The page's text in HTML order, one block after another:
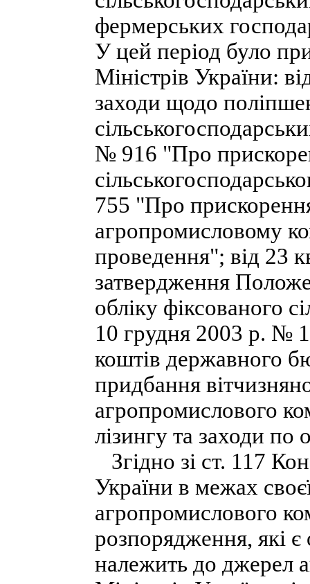
фермерських
У цей період було
Міністрів України:
заходи щодо
№ 916 "Про
755 "Про
агропромисловому
проведення"; від 23
затвердження
обліку фіксованого
10 грудня 2003 р. №
коштів державного
придбання
агропромислового
лізингу та заходи по
Згідно зі ст. 117
України в межах
агропромислового
розпорядження, які
належить до джерел